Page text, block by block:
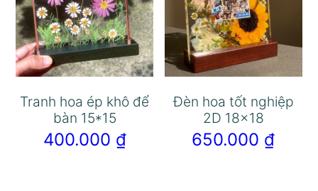
Tranh hoa ép khô để
bàn 15*15
400.000 ₫
Đèn hoa tốt nghiệp
2D 18×18
650.000 ₫